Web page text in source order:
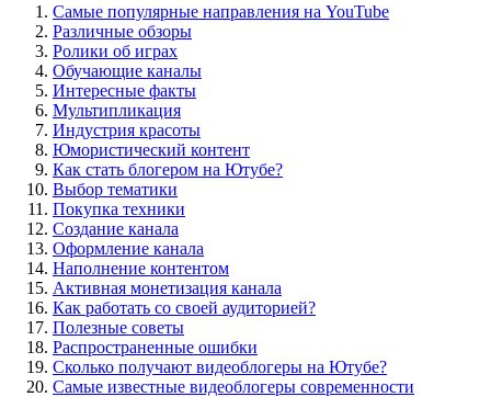
Самые популярные направления на YouTube
Различные обзоры
Ролики об играх
Обучающие каналы
Интересные факты
Мультипликация
Индустрия красоты
Юмористический контент
Как стать блогером на Ютубе?
Выбор тематики
Покупка техники
Создание канала
Оформление канала
Наполнение контентом
Активная монетизация канала
Как работать со своей аудиторией?
Полезные советы
Распространенные ошибки
Сколько получают видеоблогеры на Ютубе?
Самые известные видеоблогеры современности